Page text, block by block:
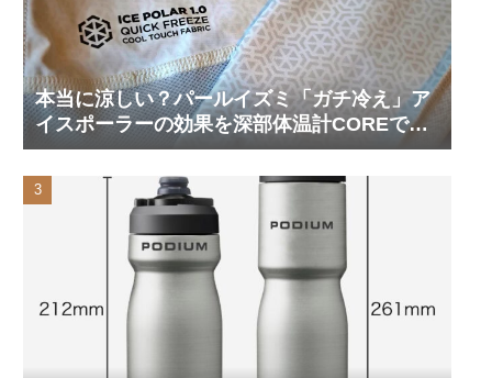
本当に涼しい？パールイズミ「ガチ冷え」ア
イスポーラーの効果を深部体温計COREで測
ってみた